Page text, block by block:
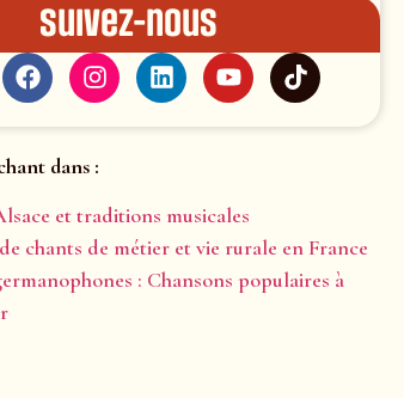
Suivez-nous
dans :
et traditions musicales
chants de métier et vie rurale en France
: Chansons populaires à